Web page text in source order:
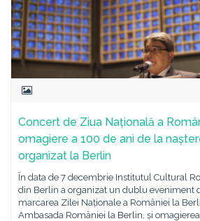
Concert de Ziua Națională a
omagiere a 100 de ani de la
organizat la Berlin
În data de 7 decembrie Institutul Cultural
din Berlin a organizat un dublu eveniment
marcarea Zilei Naționale a României la
Ambasada României la Berlin, și